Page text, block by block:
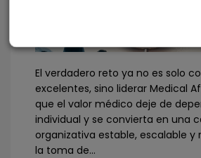
El verdadero reto ya no es solo
excelentes, sino liderar Medical
que el valor médico deje de
individual y se convierta en una
organizativa estable, escalable y
la toma de...